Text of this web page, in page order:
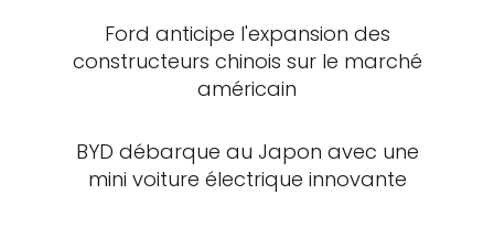
Ford anticipe l'expansion des
constructeurs chinois sur le marché
américain
BYD débarque au Japon avec une
mini voiture électrique innovante